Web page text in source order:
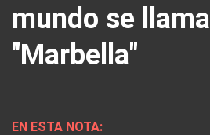
mundo se llama
"Marbella"
EN ESTA NOTA: